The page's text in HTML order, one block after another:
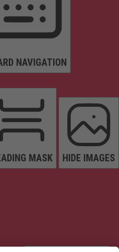
NAVIGATION
MASK HIDE IMAGES